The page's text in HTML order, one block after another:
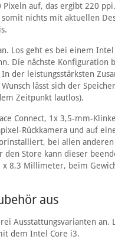
auf, das ergibt 220
nichts mit aktuellen
Los geht es bei einem Intel
Die nächste Konfiguration
der leistungsstärksten
lässt sich der
Zeitpunkt lautlos).
Connect, 1x 3,5-mm-
Rückkamera und auf
bei allen
Store kann dieser
8,3 Millimeter, beim
aus
Ausstattungsvarianten an.
dem Intel Core i3.